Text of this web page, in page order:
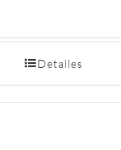
Detalles